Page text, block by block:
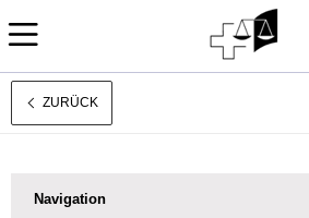
Français
ZURÜCK
Navigation